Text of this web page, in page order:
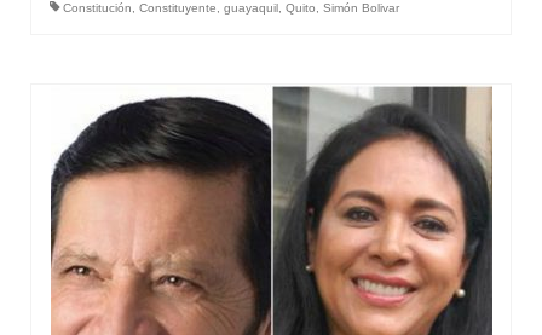
Constitución Constituyente guayaquil Quito Simón Bolivar